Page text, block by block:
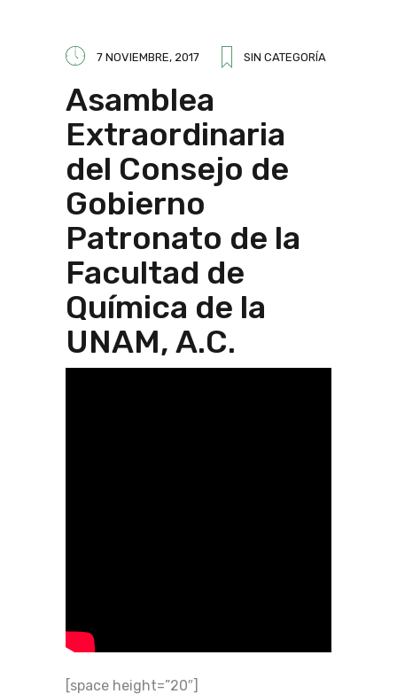
7 NOVIEMBRE, 2017 SIN CATEGORÍA
Asamblea
Extraordinaria
del Consejo de
Gobierno
Patronato de la
Facultad de
Química de la
UNAM, A.C.
[space height=”20″]